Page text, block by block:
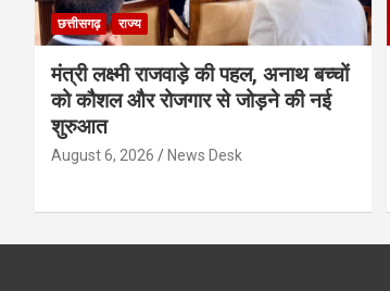
छत्तीसगढ़ राज्य
मंत्री लक्ष्मी राजवाड़े की पहल, अनाथ बच्चों
को कौशल और रोजगार से जोड़ने की नई
शुरुआत
August 6, 2026 News Desk